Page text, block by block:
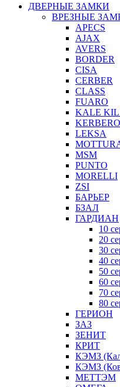
ДВЕРНЫЕ ЗАМКИ
ВРЕЗНЫЕ
APECS
AJAX
AVERS
BORDER
CISA
CERBER
CLASS
FUARO
KALE
LEKSA
MSM
PUNTO
MORELLI
ZSI
БАРЬЕР
БЗАЛ
ГАРДИАН
10
20
30
40
50
60
70
80
ГЕРИОН
ЗАЗ
ЗЕНИТ
КРИТ
КЭМЗ
КЭМЗ
МЕТТЭМ